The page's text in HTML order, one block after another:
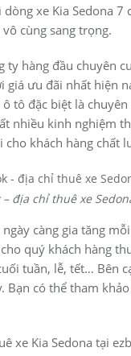
xe Kia Sedona
cùng sang trọng.
ty hàng đầu chuyên
giá ưu đãi nhất hiện
tô đặc biệt là
nhiều kinh nghiệm
khách hàng chất
– địa chỉ thuê xe
càng gia tăng
quý khách hàng
tuần, lễ, tết… Bên
Bạn có thể tham khảo
xe Kia Sedona tại